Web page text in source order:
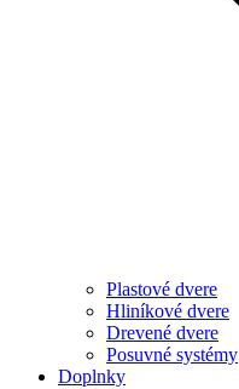
Plastové dvere
Hliníkové dvere
Drevené dvere
Posuvné systémy
Doplnky